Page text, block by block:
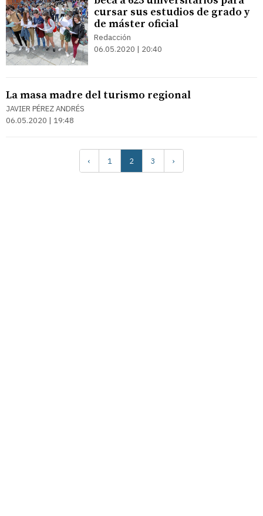
cursar sus estudios de grado y
de máster oficial
Redacción
06.05.2020 | 20:40
La masa madre del turismo regional
JAVIER PÉREZ ANDRÉS
06.05.2020 | 19:48
‹ 1 2 3 ›